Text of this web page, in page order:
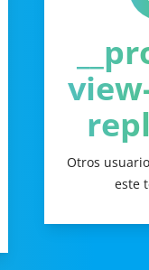
Otros
este